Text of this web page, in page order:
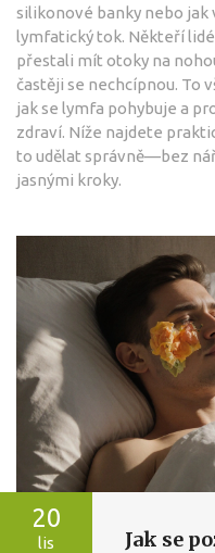
silikonové banky nebo
lymfatický tok. Někteří
přestali mít otoky na
častěji se nechcípnou. To
jak se lymfa pohybuje a
zdraví. Níže najdete
to udělat správně—bez
jasnými kroky.
20
lis
Jak se